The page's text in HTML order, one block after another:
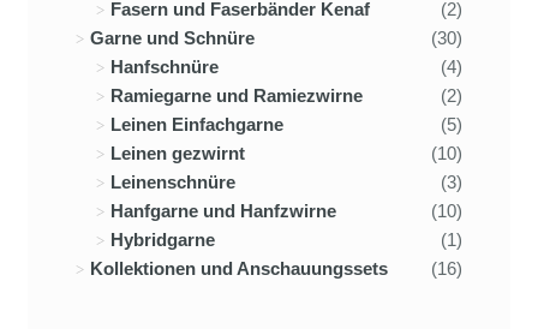
Fasern und Faserbänder Kenaf
(2)
Garne und Schnüre
(30)
Hanfschnüre
(4)
Ramiegarne und Ramiezwirne
(2)
Leinen Einfachgarne
(5)
Leinen gezwirnt
(10)
Leinenschnüre
(3)
Hanfgarne und Hanfzwirne
(10)
Hybridgarne
(1)
Kollektionen und Anschauungssets
(16)